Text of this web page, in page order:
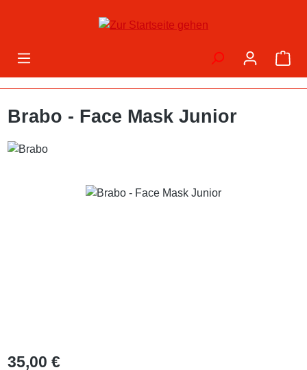
Zum Hauptinhalt springen
Brabo - Face Mask Junior
Bildergalerie überspringen
35,00 €